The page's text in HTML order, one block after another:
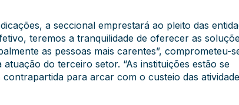
a seccional emprestará ao pleito das
teremos a tranquilidade de oferecer as
as pessoas mais carentes”, comprometeu-
do terceiro setor. “As instituições estão se
para arcar com o custeio das